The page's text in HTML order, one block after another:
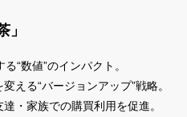
」
“数値”のインパクト。
える“バージョンアップ”戦略。
・家族での購買利用を促進。